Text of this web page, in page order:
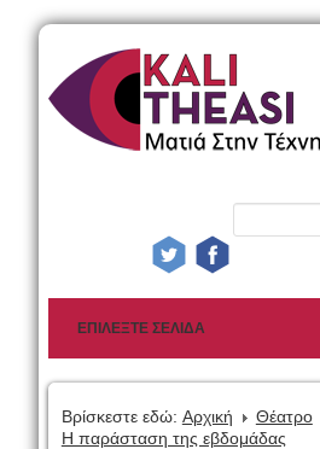
Βρίσκεστε εδώ: Αρχική
Θέατρο
Η παράσταση της εβδομάδας